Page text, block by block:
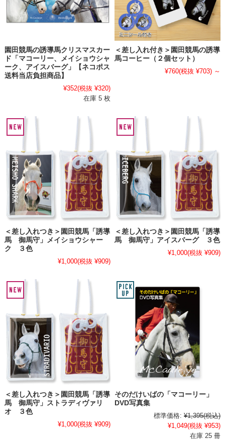
園田競馬の誘導馬クリスマスカー
ド「マコーリー、メイショウシャ
ーク、アイスバーグ」【ネコポス
送料当店負担商品】
¥352(税抜 ¥320)
在庫 5 枚
＜差し入れ付き＞園田競馬の誘導
馬コーヒー（２個セット）
¥760(税抜 ¥703) ～
＜差し入れつき＞園田競馬「誘導
馬 御馬守」メイショウシャー
ク ３色
¥1,000(税抜 ¥909)
＜差し入れつき＞園田競馬「誘導
馬 御馬守」アイスバーグ ３色
¥1,000(税抜 ¥909)
＜差し入れつき＞園田競馬「誘導
馬 御馬守」ストラディヴァリ
オ ３色
¥1,000(税抜 ¥909)
そのだけいばの「マコーリー」
DVD写真集
標準価格: ¥1,395(税込)
¥1,049(税抜 ¥953)
在庫 25 冊